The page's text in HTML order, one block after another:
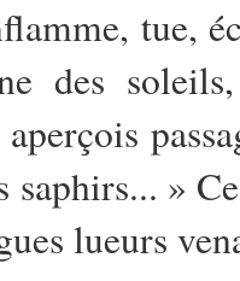
tue,
des
saphirs... »
lueurs